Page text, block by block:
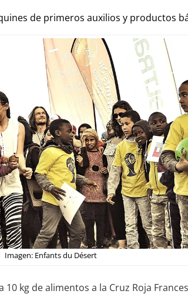
de primeros auxilios y productos
Imagen: Enfants du Désert
kg de alimentos a la Cruz Roja